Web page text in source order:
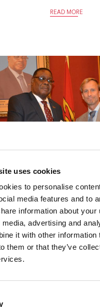
uses cookies
to personalise
media features and to
information about your
advertising and
it with other information
them or that they’ve
READ MORE
Malawi signe un nouvel
la riposte au sida, à la
au paludisme
READ MORE